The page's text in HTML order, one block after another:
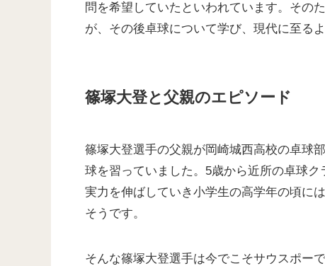
問を希望していたといわれています。その
が、その後卓球について学び、現代に至るよ
篠塚大登と父親のエピソード
篠塚大登選手の父親が岡崎城西高校の卓球
球を習っていました。5歳から近所の卓球
実力を伸ばしていき小学生の高学年の頃に
そうです。
そんな篠塚大登選手は今でこそサウスポー